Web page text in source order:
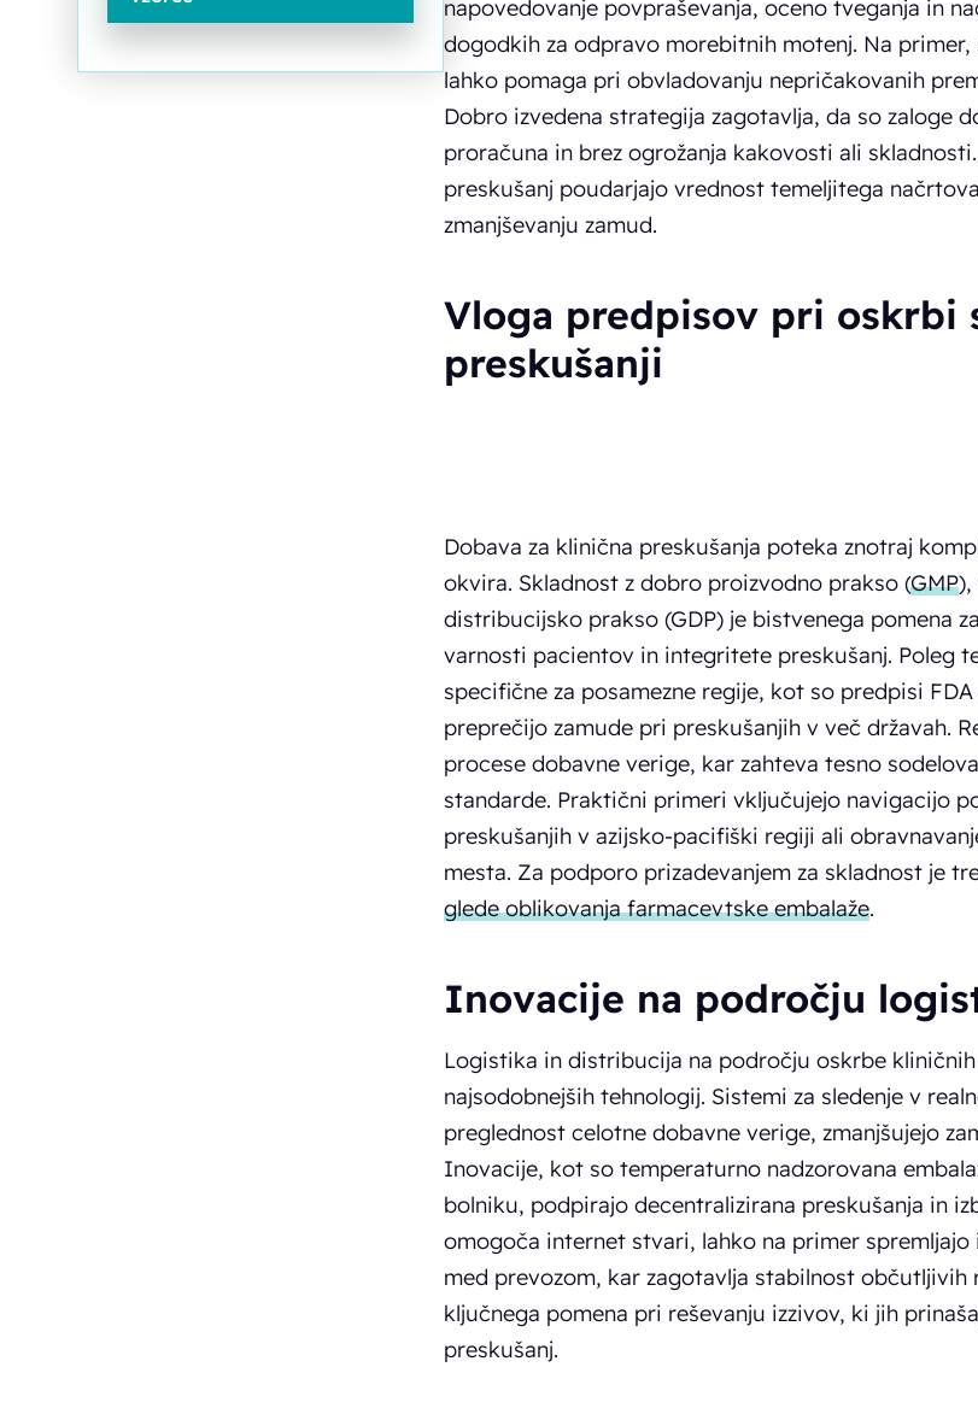
napovedovanje povpraševanja, oceno tveganja in
dogodkih za odpravo morebitnih motenj. Na
lahko pomaga pri obvladovanju nepričakovanih
Dobro izvedena strategija zagotavlja, da so zaloge
proračuna in brez ogrožanja kakovosti ali
preskušanj poudarjajo vrednost temeljitega
zmanjševanju zamud.
Vloga predpisov pri oskrbi
preskušanji
Dobava za klinična preskušanja poteka znotraj
okvira. Skladnost z dobro proizvodno prakso (GMP),
distribucijsko prakso (GDP) je bistvenega pomena
varnosti pacientov in integritete preskušanj. Poleg
specifične za posamezne regije, kot so predpisi
preprečijo zamude pri preskušanjih v več državah.
procese dobavne verige, kar zahteva tesno
standarde. Praktični primeri vključujejo navigacijo
preskušanjih v azijsko-pacifiški regiji ali
mesta. Za podporo prizadevanjem za skladnost je
glede oblikovanja farmacevtske embalaže.
Inovacije na področju
Logistika in distribucija na področju oskrbe
najsodobnejših tehnologij. Sistemi za sledenje v
preglednost celotne dobavne verige, zmanjšujejo
Inovacije, kot so temperaturno nadzorovana
bolniku, podpirajo decentralizirana preskušanja in
omogoča internet stvari, lahko na primer
med prevozom, kar zagotavlja stabilnost občutljivih
ključnega pomena pri reševanju izzivov, ki jih
preskušanj.